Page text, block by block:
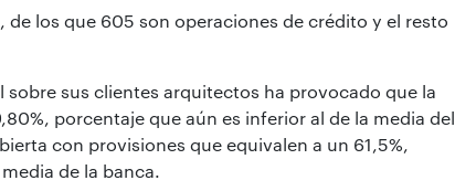
de los que 605 son operaciones de crédito y el resto
sus clientes arquitectos ha provocado que la
porcentaje que aún es inferior al de la media del
con provisiones que equivalen a un 61,5%,
de la banca.